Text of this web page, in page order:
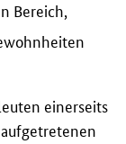
Bereich,
einerseits